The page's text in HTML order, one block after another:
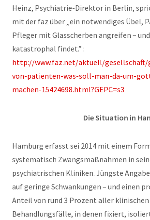
Heinz, Psychiatrie-Direktor in Berlin,
mit der faz über „ein notwendiges Übel,
Pfleger mit Glasscherben angreifen –
katastrophal findet.” :
http://www.faz.net/aktuell/
von-patienten-was-soll-man-da-um-
machen-15424698.html?GEPC=s3
Die Situation in
Hamburg erfasst sei 2014 mit einem
systematisch Zwangsmaßnahmen in
psychiatrischen Kliniken. Jüngste
auf geringe Schwankungen – und einen
Anteil von rund 3 Prozent aller klinischen
Behandlungsfälle, in denen fixiert,